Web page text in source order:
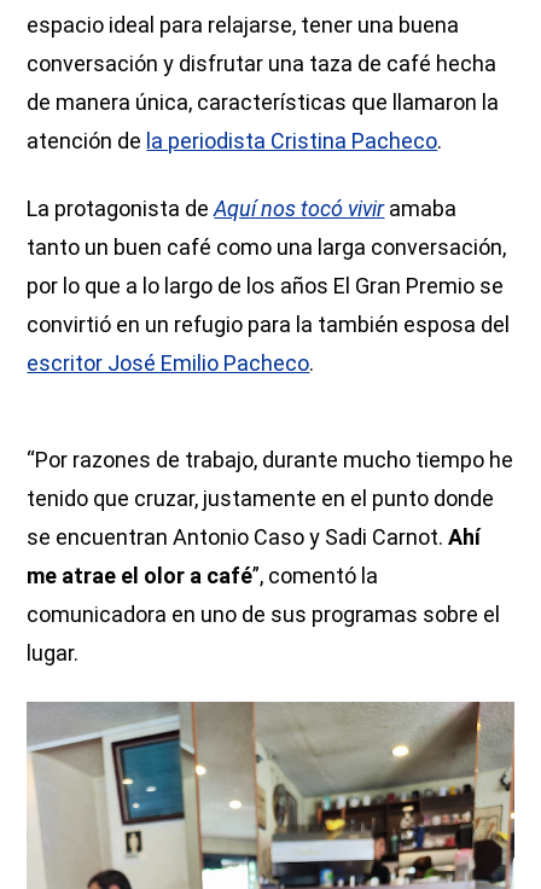
espacio ideal para relajarse, tener una buena
conversación y disfrutar una taza de café hecha
de manera única, características que llamaron la
atención de la periodista Cristina Pacheco.
La protagonista deAquí nos tocó viviramaba
tanto un buen café como una larga conversación,
por lo que a lo largo de los años El Gran Premio se
convirtió en un refugio para la también esposa del
escritor José Emilio Pacheco.
“Por razones de trabajo, durante mucho tiempo he
tenido que cruzar, justamente en el punto donde
se encuentran Antonio Caso y Sadi Carnot. Ahí
me atrae el olor a café”, comentó la
comunicadora en uno de sus programas sobre el
lugar.